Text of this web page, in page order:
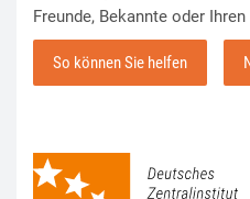
Freunde, Bekannte oder Ihren
So können Sie helfen